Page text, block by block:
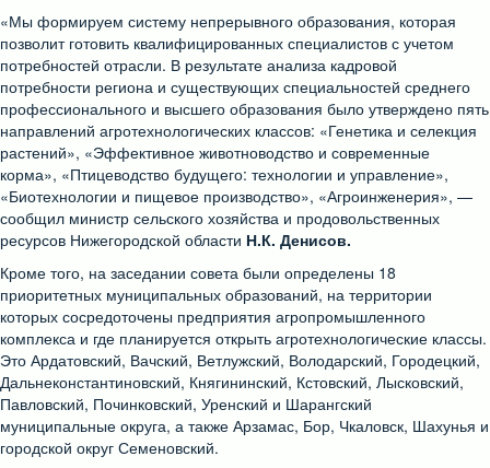
«Мы формируем систему непрерывного образования, которая
позволит готовить квалифицированных специалистов с учетом
потребностей отрасли. В результате анализа кадровой
потребности региона и существующих специальностей среднего
профессионального и высшего образования было утверждено пять
направлений агротехнологических классов: «Генетика и селекция
растений», «Эффективное животноводство и современные
корма», «Птицеводство будущего: технологии и управление»,
«Биотехнологии и пищевое производство», «Агроинженерия», —
сообщил министр сельского хозяйства и продовольственных
ресурсов Нижегородской области Н.К. Денисов.
Кроме того, на заседании совета были определены 18
приоритетных муниципальных образований, на территории
которых сосредоточены предприятия агропромышленного
комплекса и где планируется открыть агротехнологические классы.
Это Ардатовский, Вачский, Ветлужский, Володарский, Городецкий,
Дальнеконстантиновский, Княгининский, Кстовский, Лысковский,
Павловский, Починковский, Уренский и Шарангский
муниципальные округа, а также Арзамас, Бор, Чкаловск, Шахунья и
городской округ Семеновский.